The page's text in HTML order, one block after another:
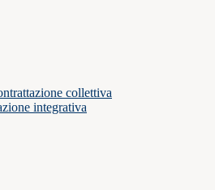
collettiva
integrativa